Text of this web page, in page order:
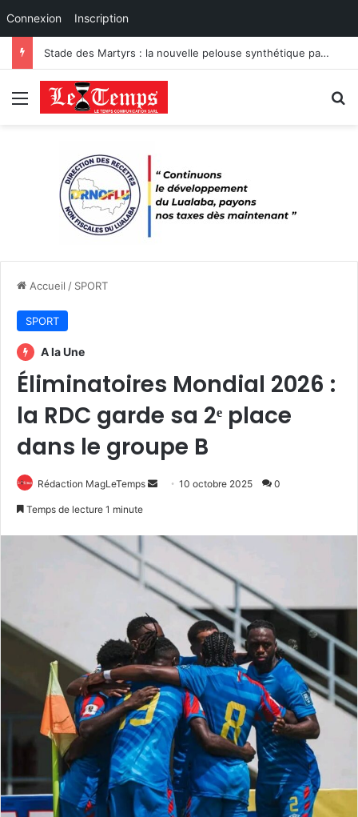
Connexion Inscription
Stade des Martyrs : la nouvelle pelouse synthétique passe les tests de certification
Menu
Accueil / SPORT
SPORT
A la Une
Éliminatoires Mondial 2026 :
la RDC garde sa 2ᵉ place
dans le groupe B
Rédaction MagLeTemps
Envoyer10 octobre 2025 0
Temps de lecture 1 minute